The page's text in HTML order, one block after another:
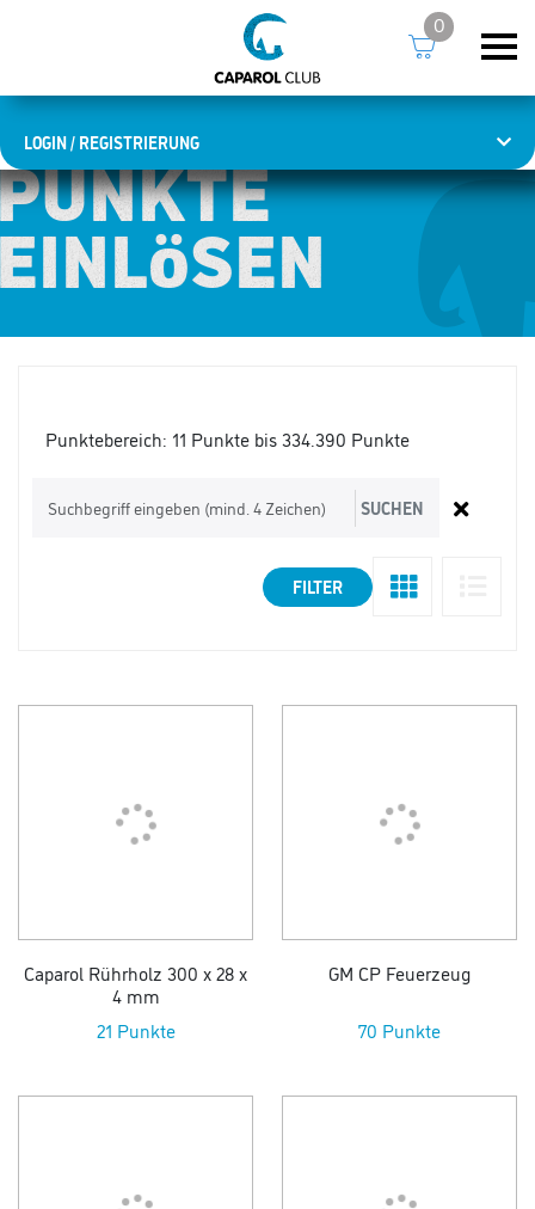
LOGIN / REGISTRIERUNG
0
Punktebereich: 11 Punkte bis 334.390 Punkte
SUCHEN
FILTER
Caparol Rührholz 300 x 28 x
4 mm
21 Punkte
GM CP Feuerzeug
70 Punkte